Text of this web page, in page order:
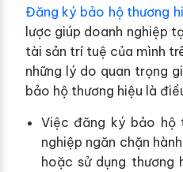
Đăng ký bảo hộ thương
lược giúp doanh nghiệp
tài sản trí tuệ của mình
những lý do quan trọng
bảo hộ thương hiệu là
Việc đăng ký bảo hộ
nghiệp ngăn chặn
hoặc sử dụng thương